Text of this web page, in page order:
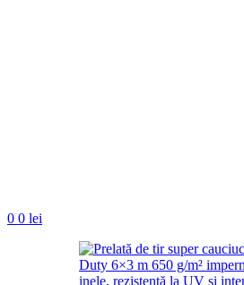
0 0 lei